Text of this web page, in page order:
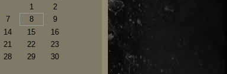
1
2
7 8
9
14 15
16
21 22
23
28 29
30